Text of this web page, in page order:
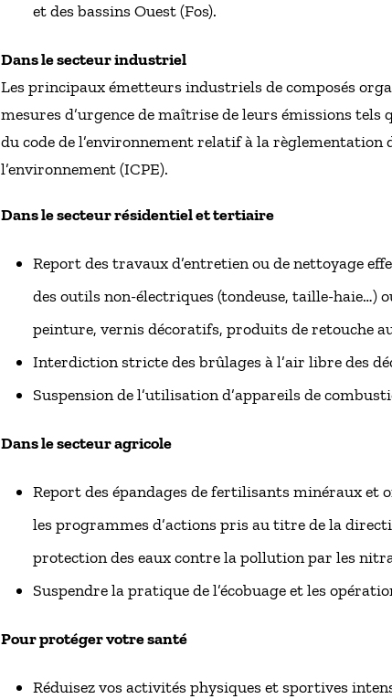
et des bassins Ouest (Fos).
Dans le secteur industriel
Les principaux émetteurs industriels de composés
mesures d’urgence de maîtrise de leurs émissions
du code de l’environnement relatif à la
l’environnement (ICPE).
Dans le secteur résidentiel et tertiaire
Report des travaux d’entretien ou de nettoyage
des outils non-électriques (tondeuse, taille-haie…)
peinture, vernis décoratifs, produits de retouche
Interdiction stricte des brûlages à l’air libre des
Suspension de l’utilisation d’appareils de
Dans le secteur agricole
Report des épandages de fertilisants minéraux et
les programmes d’actions pris au titre de la
protection des eaux contre la pollution par les
Suspendre la pratique de l’écobuage et les
Pour protéger votre santé
Réduisez vos activités physiques et sportives